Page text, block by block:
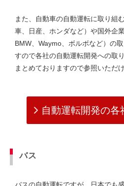
また、自動車の自動運転に取り組
車、日産、ホンダなど）や国外企
BMW、Waymo、ボルボなど）の
すので各社の自動運転開発への取
まとめておりますので参照いただ
自動運転開発の各
バス